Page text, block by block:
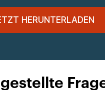
HERUNTERLADEN